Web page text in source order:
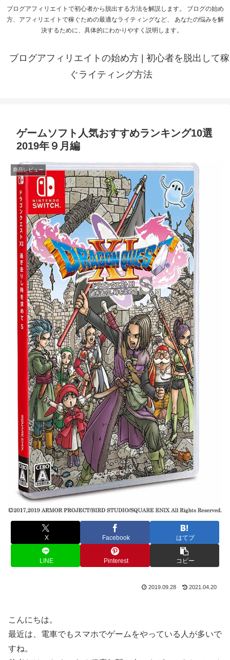
ブログアフィリエイトで初心者から脱出する方法を解説します。 ブログの始め
方、アフィリエイトで稼ぐための最適なライティングなど、 あなたの悩みを解
決するために、具体的にわかりやすく説明します。
ブログアフィリエイトの始め方 | 初心者を脱出して稼
ぐライティング方法
ゲームソフト人気おすすめランキング10選
2019年９月編
商品レビュー
X Facebook はてブ
LINE Pinterest コピー
2019.09.28 2021.04.20
こんにちは。
最近は、電車でもスマホでゲームをやっている人が多いで
すね。